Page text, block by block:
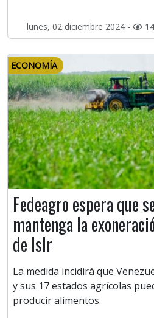
lunes, 02 diciembre 2024 -
ECONOMÍA
Fedeagro espera que
mantenga la
de Islr
La medida incidirá que
y sus 17 estados agrícolas
producir alimentos.